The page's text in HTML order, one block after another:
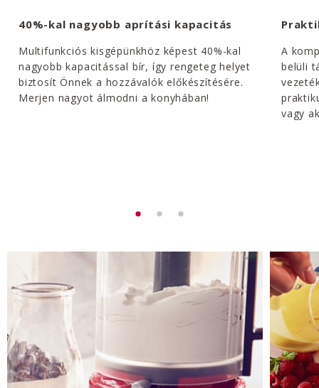
40%-kal nagyobb aprítási kapacitás
Multifunkciós kisgépünkhöz képest 40%-kal
nagyobb kapacitással bír, így rengeteg helyet
biztosít Önnek a hozzávalók előkészítésére.
Merjen nagyot álmodni a konyhában!
A
belüli
vagy